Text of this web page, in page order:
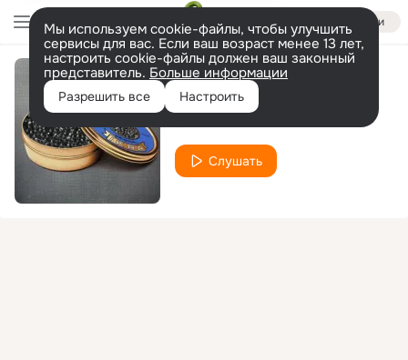
Войти
Мы используем cookie-файлы, чтобы улучшить
сервисы для вас. Если ваш возраст менее 13 лет,
настроить cookie-файлы должен ваш законный
представитель. Больше информации
Разрешить все Настроить
Узоры
Слушать